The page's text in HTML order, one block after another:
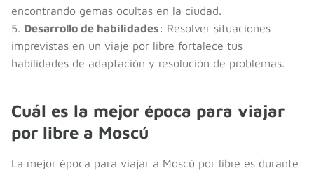
encontrando gemas ocultas en la ciudad.
5. Desarrollo de habilidades: Resolver situaciones
imprevistas en un viaje por libre fortalece tus
habilidades de adaptación y resolución de problemas.
Cuál es la mejor época para viajar
por libre a Moscú
La mejor época para viajar a Moscú por libre es durante